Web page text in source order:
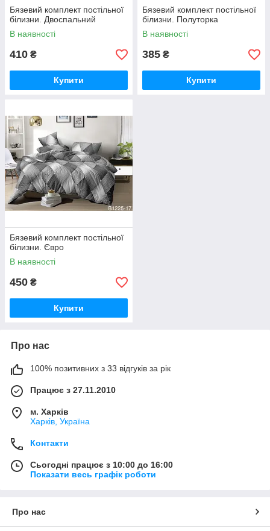
Бязевий комплект постільної
білизни. Двоспальний
В наявності
410 ₴
Купити
Бязевий комплект постільної
білизни. Полуторка
В наявності
385 ₴
Купити
Бязевий комплект постільної
білизни. Євро
В наявності
450 ₴
Купити
Про нас
100% позитивних з 33 відгуків за рік
Працює з 27.11.2010
м. Харків
Харків, Україна
Контакти
Сьогодні працює з 10:00 до 16:00
Показати весь графік роботи
Про нас